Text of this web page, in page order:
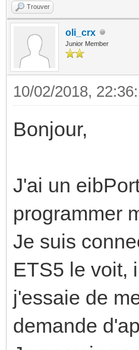
Trouver
oli_crx
Junior Member
10/02/2018,
Bonjour,
J'ai un
programmer
Je suis
ETS5 le voit,
j'essaie de
demande